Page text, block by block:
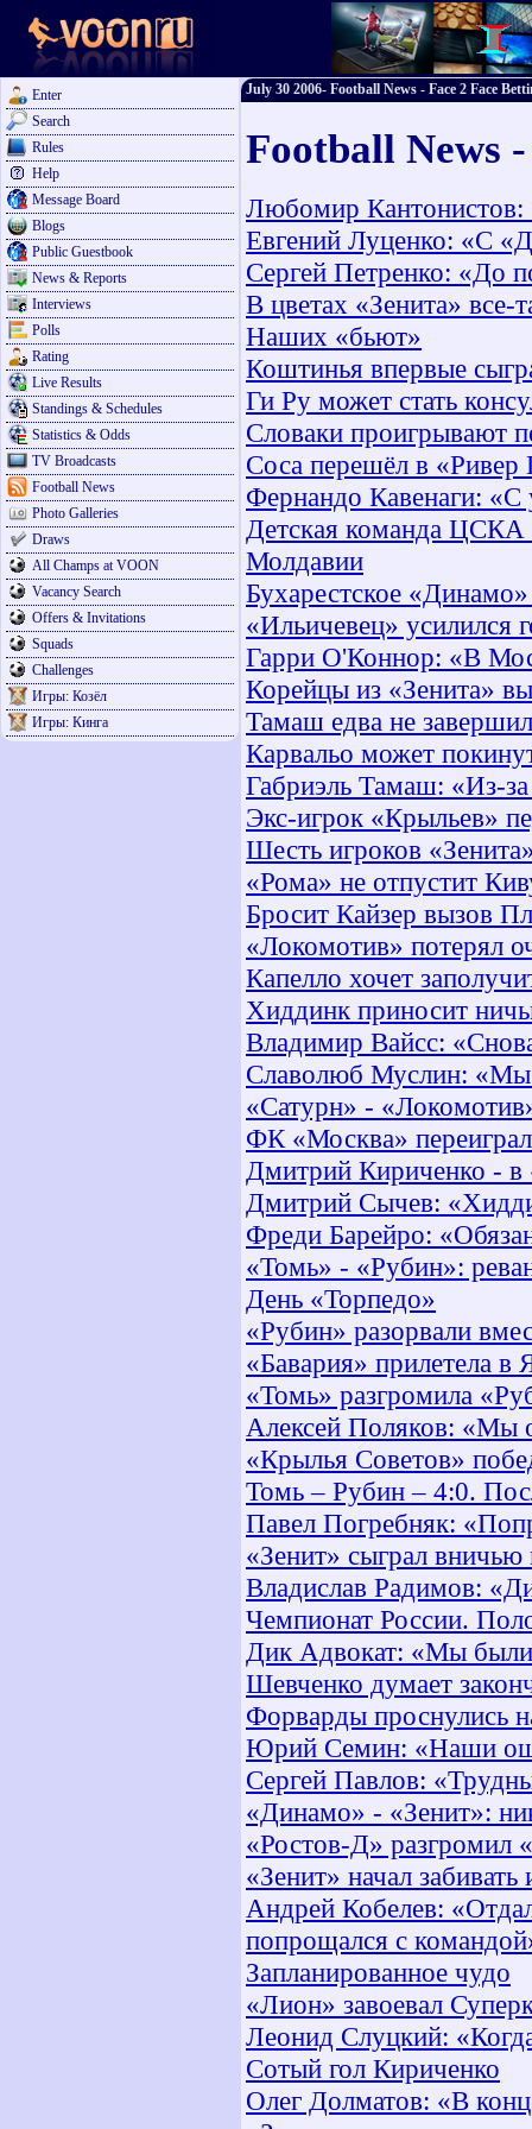
Enter
Search
Rules
Help
Message Board
Blogs
Public Guestbook
News & Reports
Interviews
Polls
Rating
Live Results
Standings & Schedules
Statistics & Odds
TV Broadcasts
Football News
Photo Galleries
Draws
All Champs at VOON
Vacancy Search
Offers & Invitations
Squads
Challenges
Игры: Козёл
Игры: Кинга
July 30 2006- Football News - Face 2 Face
Football News
Любомир Кантонистов:
Евгений Луценко: «С
Сергей Петренко: «До
В цветах «Зенита» все-
Наших «бьют»
Коштинья впервые
Ги Ру может стать
Словаки проигрывают
Соса перешёл в «Ривер
Фернандо Кавенаги: «С
Детская команда ЦСКА
Молдавии
Бухарестское
«Ильичевец» усилился
Гарри О'Коннор: «В
Корейцы из «Зенита»
Тамаш едва не
Карвальо может
Габриэль Тамаш: «Из-
Экс-игрок «Крыльев»
Шесть игроков
«Рома» не отпустит
Бросит Кайзер вызов
«Локомотив» потерял
Капелло хочет
Хиддинк приносит
Владимир Вайсс:
Славолюб Муслин: «Мы
«Сатурн» -
ФК «Москва»
Дмитрий Кириченко -
Дмитрий Сычев:
Фреди Барейро:
«Томь» - «Рубин»:
День «Торпедо»
«Рубин» разорвали
«Бавария» прилетела в
«Томь» разгромила
Алексей Поляков: «Мы
«Крылья Советов»
Томь – Рубин – 4:0.
Павел Погребняк:
«Зенит» сыграл
Владислав Радимов:
Чемпионат России.
Дик Адвокат: «Мы
Шевченко думает
Форварды проснулись
Юрий Семин: «Наши
Сергей Павлов:
«Динамо» - «Зенит»:
«Ростов-Д» разгромил
«Зенит» начал
Андрей Кобелев:
попрощался с
Запланированное чудо
«Лион» завоевал
Леонид Слуцкий:
Сотый гол Кириченко
Олег Долматов: «В